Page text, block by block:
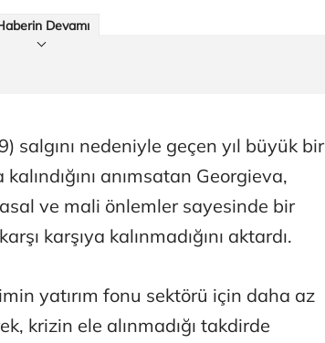
Devamı
salgını nedeniyle geçen yıl büyük bir
anımsatan Georgieva,
ve mali önlemler sayesinde bir
karşıya kalınmadığını aktardı.
yatırım fonu sektörü için daha az
krizin ele alınmadığı takdirde